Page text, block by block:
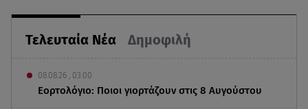
Τελευταία Νέα Δημοφιλή
08.08.26 , 03:00
Εορτολόγιο: Ποιοι γιορτάζουν στις 8 Αυγούστου